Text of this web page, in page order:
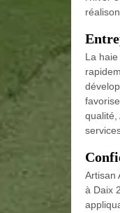
La
qualité,
Artisan
à Daix